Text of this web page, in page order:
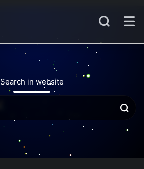
Search in website